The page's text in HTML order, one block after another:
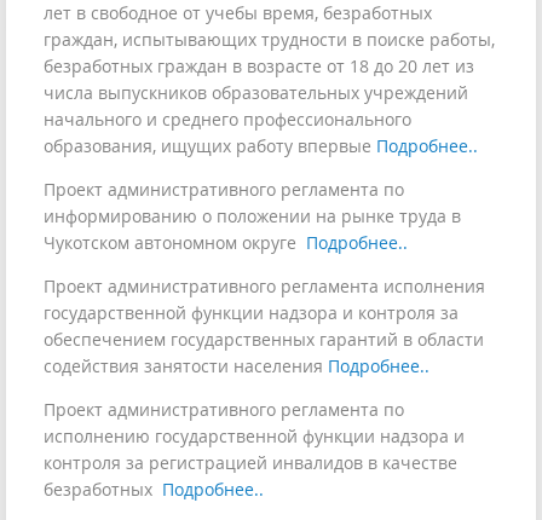
лет в свободное от учебы время, безработных
граждан, испытывающих трудности в поиске работы,
безработных граждан в возрасте от 18 до 20 лет из
числа выпускников образовательных учреждений
начального и среднего профессионального
образования, ищущих работу впервые Подробнее..
Проект административного регламента по
информированию о положении на рынке труда в
Чукотском автономном округе Подробнее..
Проект административного регламента исполнения
государственной функции надзора и контроля за
обеспечением государственных гарантий в области
содействия занятости населения Подробнее..
Проект административного регламента по
исполнению государственной функции надзора и
контроля за регистрацией инвалидов в качестве
безработных Подробнее..